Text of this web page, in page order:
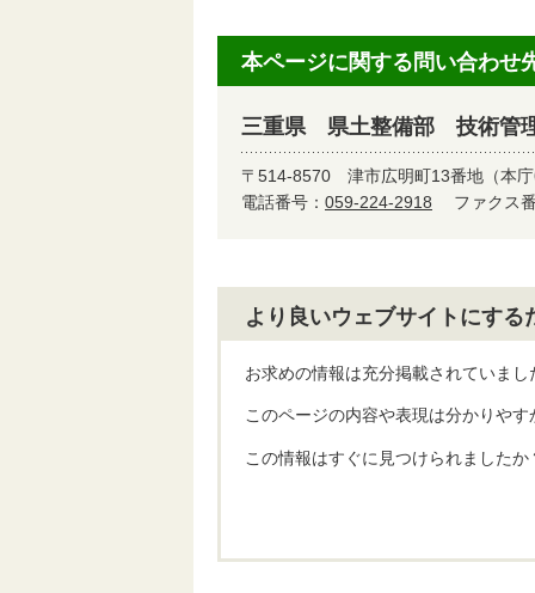
本ページに関する問い合わせ
三重県 県土整備部 技術管
〒514-8570 津市広明町13番地（本庁
電話番号： 059-224-2918 ファクス
より良いウェブサイトにす
お求めの情報は充分掲載されていまし
このページの内容や表現は分かりやす
この情報はすぐに見つけられましたか